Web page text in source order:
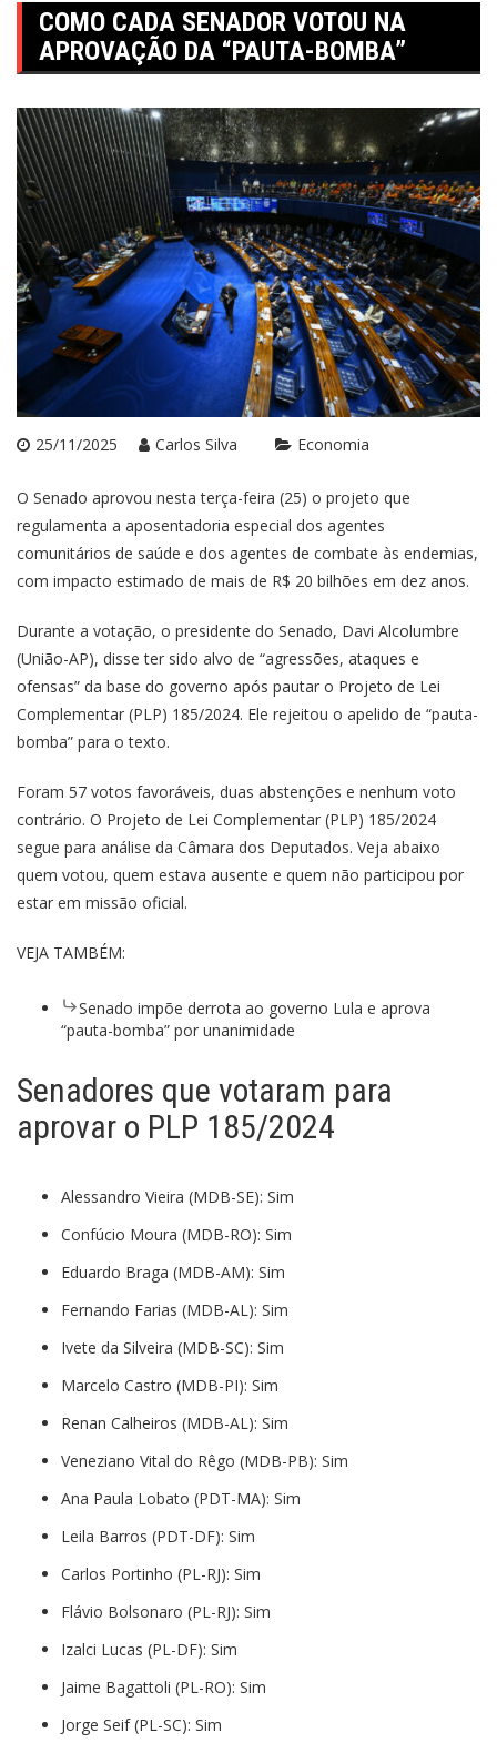
COMO CADA SENADOR VOTOU NA
APROVAÇÃO DA “PAUTA-BOMBA”
25/11/2025 Carlos Silva Economia
O Senado aprovou nesta terça-feira (25) o projeto que
regulamenta a aposentadoria especial dos agentes
comunitários de saúde e dos agentes de combate às endemias,
com impacto estimado de mais de R$ 20 bilhões em dez anos.
Durante a votação, o presidente do Senado, Davi Alcolumbre
(União-AP), disse ter sido alvo de “agressões, ataques e
ofensas” da base do governo após pautar o Projeto de Lei
Complementar (PLP) 185/2024. Ele rejeitou o apelido de “pauta-
bomba” para o texto.
Foram 57 votos favoráveis, duas abstenções e nenhum voto
contrário. O Projeto de Lei Complementar (PLP) 185/2024
segue para análise da Câmara dos Deputados. Veja abaixo
quem votou, quem estava ausente e quem não participou por
estar em missão oficial.
VEJA TAMBÉM:
Senado impõe derrota ao governo Lula e aprova
“pauta-bomba” por unanimidade
Senadores que votaram para
aprovar o PLP 185/2024
Alessandro Vieira (MDB-SE): Sim
Confúcio Moura (MDB-RO): Sim
Eduardo Braga (MDB-AM): Sim
Fernando Farias (MDB-AL): Sim
Ivete da Silveira (MDB-SC): Sim
Marcelo Castro (MDB-PI): Sim
Renan Calheiros (MDB-AL): Sim
Veneziano Vital do Rêgo (MDB-PB): Sim
Ana Paula Lobato (PDT-MA): Sim
Leila Barros (PDT-DF): Sim
Carlos Portinho (PL-RJ): Sim
Flávio Bolsonaro (PL-RJ): Sim
Izalci Lucas (PL-DF): Sim
Jaime Bagattoli (PL-RO): Sim
Jorge Seif (PL-SC): Sim